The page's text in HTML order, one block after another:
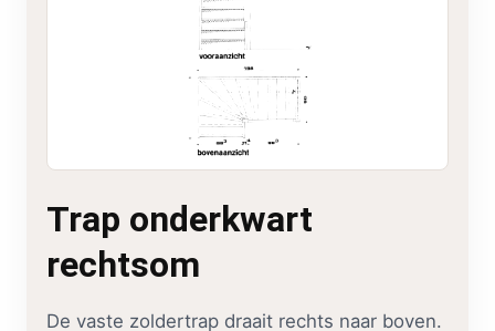
Trap onderkwart
rechtsom
De vaste zoldertrap draait rechts naar boven.